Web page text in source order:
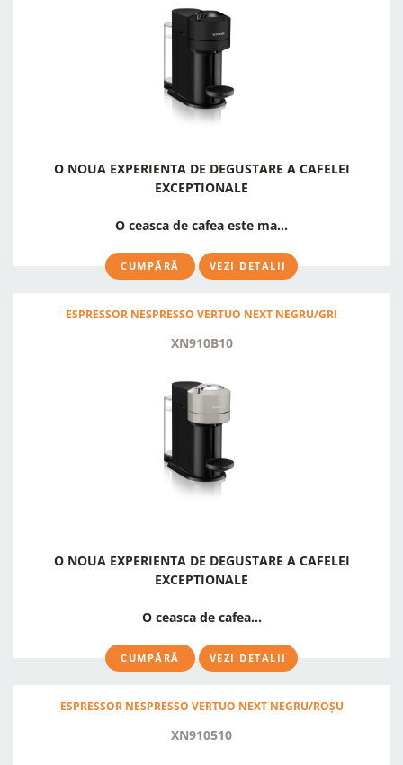
O NOUA EXPERIENTA DE DEGUSTARE A CAFELEI
EXCEPTIONALE
O ceasca de cafea este ma...
CUMPĂRĂ VEZI DETALII
ESPRESSOR NESPRESSO VERTUO NEXT NEGRU/GRI
XN910B10
O NOUA EXPERIENTA DE DEGUSTARE A CAFELEI
EXCEPTIONALE
O ceasca de cafea...
CUMPĂRĂ VEZI DETALII
ESPRESSOR NESPRESSO VERTUO NEXT NEGRU/ROȘU
XN910510